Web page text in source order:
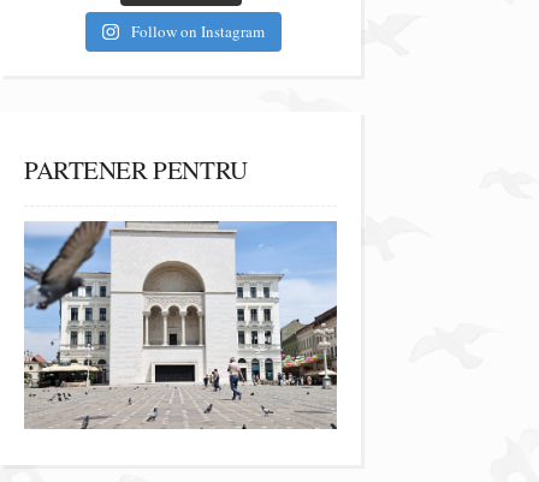
Follow on Instagram
PARTENER PENTRU